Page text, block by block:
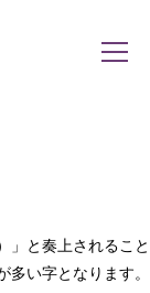
」と奏上されること
い字となります。